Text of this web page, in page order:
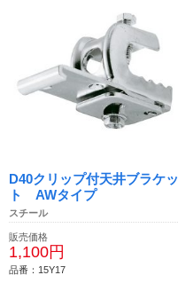
D40クリップ付天井ブラケッ
ト AWタイプ
スチール
販売価格
1,100円
品番：15Y17